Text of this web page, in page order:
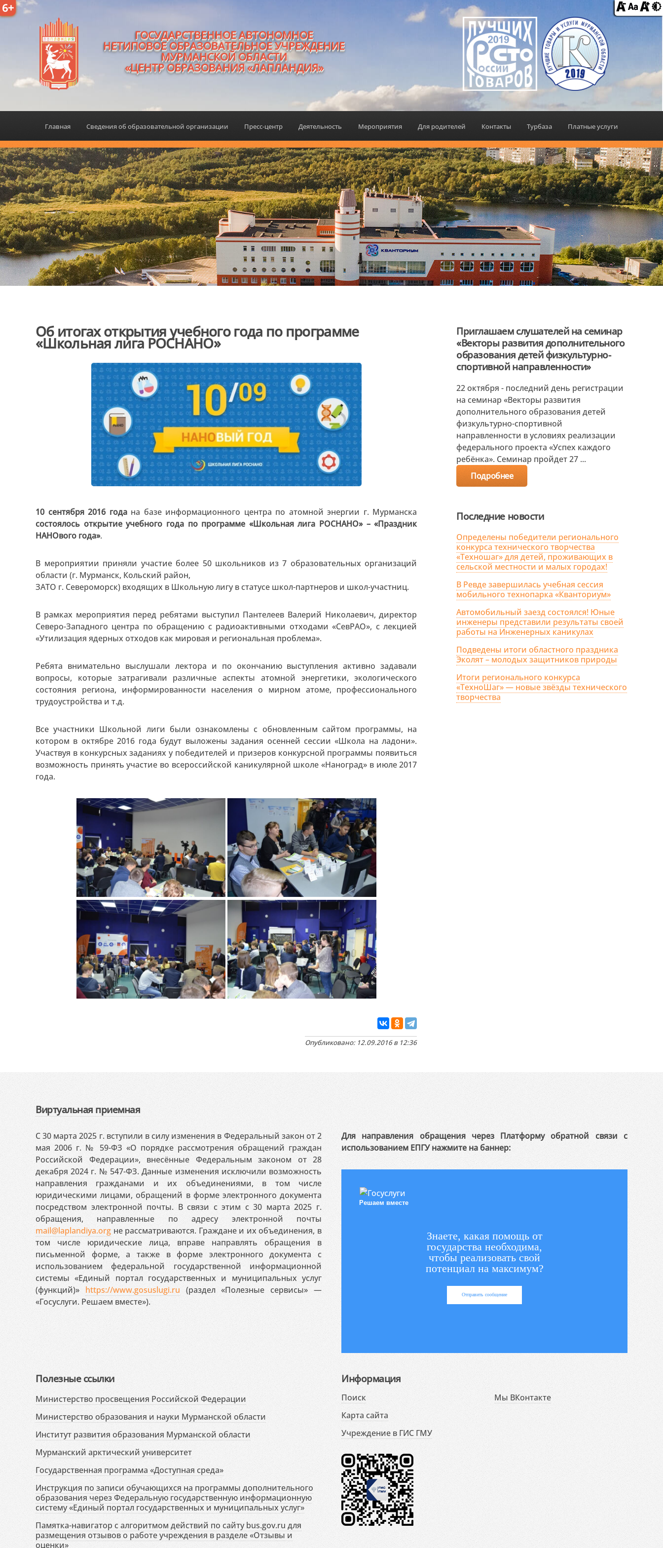
6+
ГОСУДАРСТВЕННОЕ АВТОНОМНОЕ
НЕТИПОВОЕ ОБРАЗОВАТЕЛЬНОЕ УЧРЕЖДЕНИЕ
МУРМАНСКОЙ ОБЛАСТИ
«ЦЕНТР ОБРАЗОВАНИЯ «ЛАПЛАНДИЯ»
Главная Сведения об образовательной организации Пресс-центр Деятельность Мероприятия Для родителей Контакты Турбаза Платные услуги
Об итогах открытия учебного года по программе
«Школьная лига РОСНАНО»
10 сентября 2016 годана базе информационного центра по атомной энергии г. Мурманска
состоялось открытие учебного года по программе «Школьная лига РОСНАНО» – «Праздник
НАНОвого года».
В мероприятии приняли участие более 50 школьников из 7 образовательных организаций
области (г. Мурманск, Кольский район,
ЗАТО г. Североморск) входящих в Школьную лигу в статусе школ-партнеров и школ-участниц.
В рамках мероприятия перед ребятами выступил Пантелеев Валерий Николаевич, директор
Северо-Западного центра по обращению с радиоактивными отходами «СевРАО», с лекцией
«Утилизация ядерных отходов как мировая и региональная проблема».
Ребята внимательно выслушали лектора и по окончанию выступления активно задавали
вопросы, которые затрагивали различные аспекты атомной энергетики, экологического
состояния региона, информированности населения о мирном атоме, профессионального
трудоустройства и т.д.
Все участники Школьной лиги были ознакомлены с обновленным сайтом программы, на
котором в октябре 2016 года будут выложены задания осенней сессии «Школа на ладони».
Участвуя в конкурсных заданиях у победителей и призеров конкурсной программы появиться
возможность принять участие во всероссийской каникулярной школе «Наноград» в июле 2017
года.
Опубликовано: 12.09.2016 в 12:36
Приглашаем слушателей на семинар
«Векторы развития дополнительного
образования детей физкультурно-
спортивной направленности»
22 октября - последний день регистрации
на семинар «Векторы развития
дополнительного образования детей
физкультурно-спортивной
направленности в условиях реализации
федерального проекта «Успех каждого
ребёнка». Семинар пройдет 27 ...
Подробнее
Последние новости
Определены победители регионального
конкурса технического творчества
«Техношаг» для детей, проживающих в
сельской местности и малых городах!
В Ревде завершилась учебная сессия
мобильного технопарка «Кванториум»
Автомобильный заезд состоялся! Юные
инженеры представили результаты своей
работы на Инженерных каникулах
Подведены итоги областного праздника
Эколят – молодых защитников природы
Итоги регионального конкурса
«ТехноШаг» — новые звёзды технического
творчества
Виртуальная приемная
С 30 марта 2025 г. вступили в силу изменения в Федеральный закон от 2
мая 2006 г. № 59-ФЗ «О порядке рассмотрения обращений граждан
Российской Федерации», внесённые Федеральным законом от 28
декабря 2024 г. № 547-ФЗ. Данные изменения исключили возможность
направления гражданами и их объединениями, в том числе
юридическими лицами, обращений в форме электронного документа
посредством электронной почты. В связи с этим с 30 марта 2025 г.
обращения, направленные по адресу электронной почты
mail@laplandiya.org не рассматриваются. Граждане и их объединения, в
том числе юридические лица, вправе направлять обращения в
письменной форме, а также в форме электронного документа с
использованием федеральной государственной информационной
системы «Единый портал государственных и муниципальных услуг
(функций)» https://www.gosuslugi.ru (раздел «Полезные сервисы» —
«Госуслуги. Решаем вместе»).
Для направления обращения через Платформу обратной связи с
использованием ЕПГУ нажмите на баннер:
Решаем вместе
Знаете, какая помощь от
государства необходима,
чтобы реализовать свой
потенциал на максимум?
Отправить сообщение
Полезные ссылки
Министерство просвещения Российской Федерации
Министерство образования и науки Мурманской области
Институт развития образования Мурманской области
Мурманский арктический университет
Государственная программа «Доступная среда»
Инструкция по записи обучающихся на программы дополнительного
образования через Федеральную государственную информационную
систему «Единый портал государственных и муниципальных услуг»
Памятка-навигатор с алгоритмом действий по сайту bus.gov.ru для
размещения отзывов о работе учреждения в разделе «Отзывы и
оценки»
Информация
Поиск
Карта сайта
Учреждение в ГИС ГМУ
Мы ВКонтакте